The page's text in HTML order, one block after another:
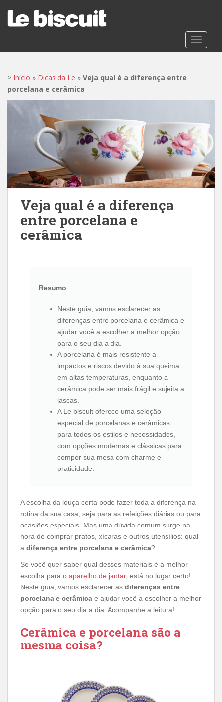
t
> Início » Dicas da Le » Veja qual é a diferença entre
porcelana e cerâmica
Veja qual é a diferença
entre porcelana e
cerâmica
Resumo
Neste guia, vamos esclarecer as
diferenças entre porcelana e cerâmica e
ajudar você a escolher a melhor opção
para o seu dia a dia.
A porcelana é mais resistente a
impactos e riscos devido à sua queima
em altas temperaturas, enquanto a
cerâmica pode ser mais frágil e sujeita a
lascas.
A Le biscuit oferece uma seleção
especial de porcelanas e cerâmicas
para todos os estilos e necessidades,
com opções modernas e clássicas para
compor sua mesa com charme e
praticidade.
A escolha da louça certa pode fazer toda a diferença na
rotina da sua casa, seja para as refeições diárias ou para
ocasiões especiais. Mas uma dúvida comum surge na
hora de comprar pratos, xícaras e outros utensílios: qual
a diferença entre porcelana e cerâmica?
Se você quer saber qual desses materiais é a melhor
escolha para o aparelho de jantar, está no lugar certo!
Neste guia, vamos esclarecer as diferenças entre
porcelana e cerâmica e ajudar você a escolher a melhor
opção para o seu dia a dia. Acompanhe a leitura!
Cerâmica e porcelana são a
mesma coisa?